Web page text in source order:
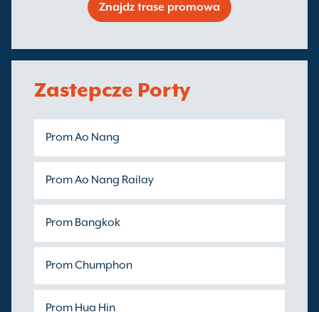
Znajdz trase promowa
Zastepcze Porty
Prom Ao Nang
Prom Ao Nang Railay
Prom Bangkok
Prom Chumphon
Prom Hua Hin